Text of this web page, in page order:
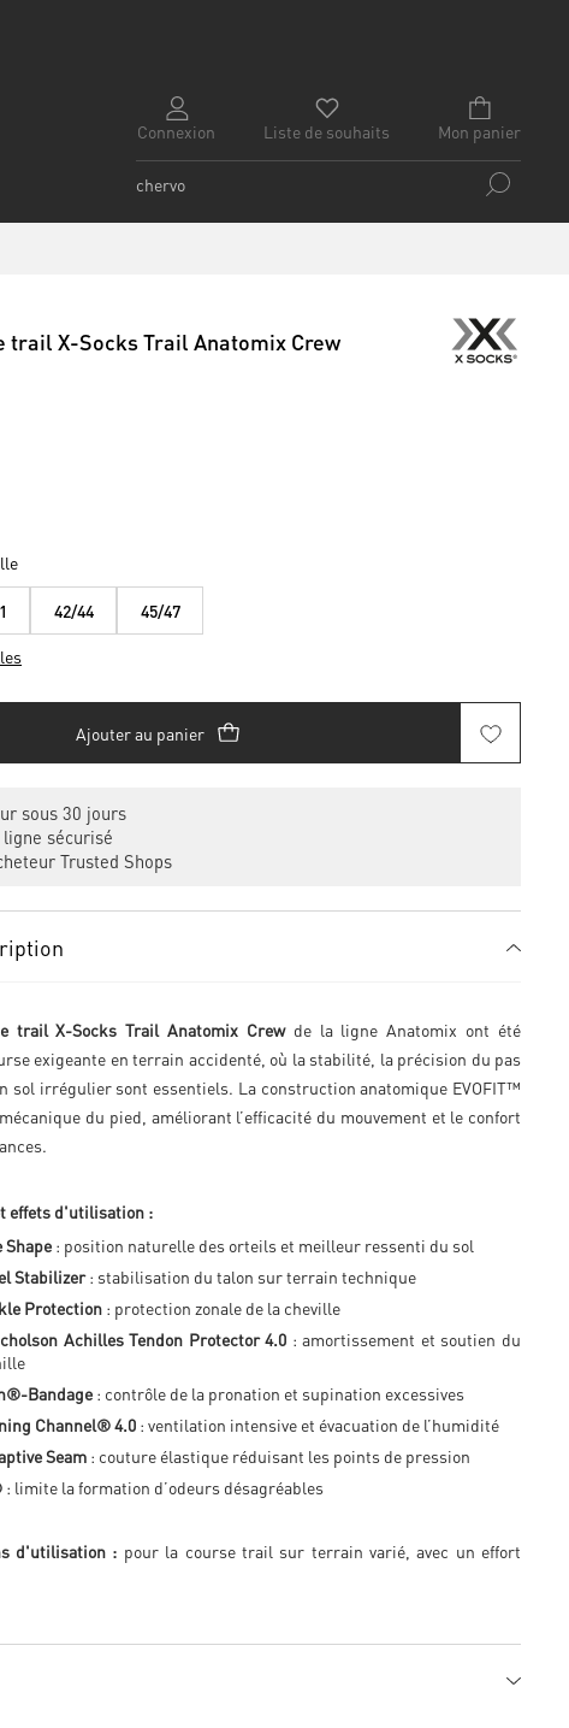
Connexion Mon panier
Liste de souhaits
trail X-Socks Trail Anatomix Crew
42/44 45/47
Ajouter au panier
sous 30 jours
sécurisé
Trusted Shops
trail X-Socks Trail Anatomix Crewde la ligne Anatomix ont été
exigeante en terrain accidenté, où la stabilité, la précision du pas
sol irrégulier sont essentiels. La construction anatomique EVOFIT™
du pied, améliorant l’efficacité du mouvement et le confort
effets d'utilisation :
Shape : position naturelle des orteils et meilleur ressenti du sol
Stabilizer: stabilisation du talon sur terrain technique
Protection : protection zonale de la cheville
Achilles Tendon Protector 4.0 : amortissement et soutien du
Bandage : contrôle de la pronation et supination excessives
Channel® 4.0 : ventilation intensive et évacuation de l’humidité
Seam : couture élastique réduisant les points de pression
: limite la formation d’odeurs désagréables
d'utilisation : pour la course trail sur terrain varié, avec un effort